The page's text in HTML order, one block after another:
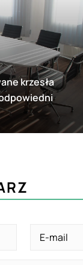
krzesła